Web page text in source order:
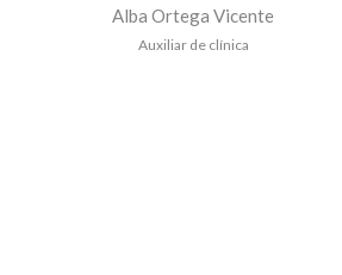
Alba Ortega Vicente
Auxiliar de clínica